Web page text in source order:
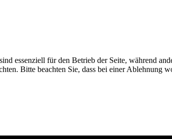
essenziell für den Betrieb der Seite, während
Bitte beachten Sie, dass bei einer